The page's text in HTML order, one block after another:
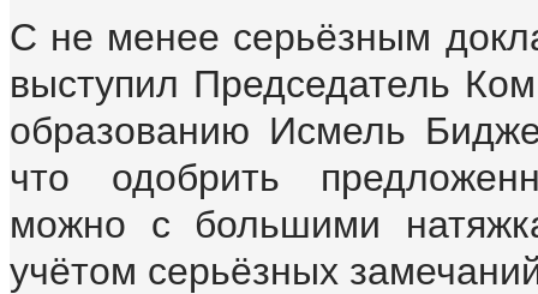
С не менее серьёзным
выступил Председатель
образованию Исмель
что одобрить
можно с большими
учётом серьёзных